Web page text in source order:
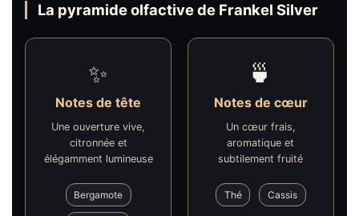
La pyramide olfactive de Frankel Silver
✨
Notes de tête
Une ouverture vive,
citronnée et
élégamment lumineuse
Bergamote
🍵
Notes de cœur
Un cœur frais,
aromatique et
subtilement fruité
Thé Cassis